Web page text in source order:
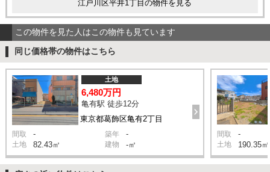
江戸川区平井1丁目の物件を見る
この物件を見た人はこの物件も見ています
同じ価格帯の物件はこちら
東京都葛飾区亀有2丁目
土地
6,480万円
亀有駅 徒歩12分
間取 - 築年 -
土地 82.43㎡ 建物 -㎡
間取 -
土地 190.35㎡